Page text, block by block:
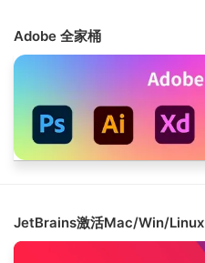
Adobe 全家桶
JetBrains激活Mac/Win/Linux